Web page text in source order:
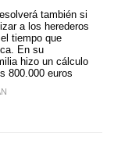
también si
a los herederos
tiempo que
En su
hizo un cálculo
800.000 euros